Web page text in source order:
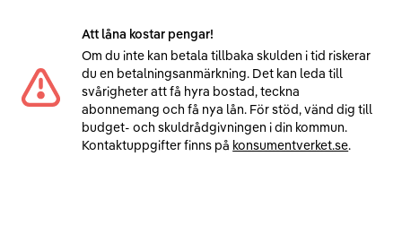
Att låna kostar pengar!
Om du inte kan betala tillbaka skulden i tid riskerar
du en betalningsanmärkning. Det kan leda till
svårigheter att få hyra bostad, teckna
abonnemang och få nya lån. För stöd, vänd dig till
budget- och skuldrådgivningen i din kommun.
Kontaktuppgifter finns på konsumentverket.se.